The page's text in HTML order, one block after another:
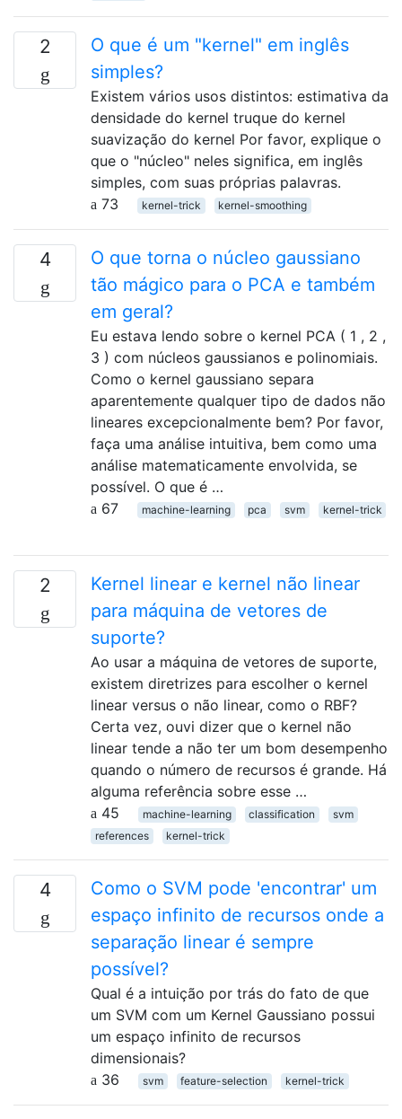
2
O que é um "kernel" em inglês
simples?
Existem vários usos distintos: estimativa da
densidade do kernel truque do kernel
suavização do kernel Por favor, explique o
que o "núcleo" neles significa, em inglês
simples, com suas próprias palavras.
73
kernel-trick kernel-smoothing
4
O que torna o núcleo gaussiano
tão mágico para o PCA e também
em geral?
Eu estava lendo sobre o kernel PCA ( 1 , 2 ,
3 ) com núcleos gaussianos e polinomiais.
Como o kernel gaussiano separa
aparentemente qualquer tipo de dados não
lineares excepcionalmente bem? Por favor,
faça uma análise intuitiva, bem como uma
análise matematicamente envolvida, se
possível. O que é …
67
machine-learning pca svm kernel-trick
2
Kernel linear e kernel não linear
para máquina de vetores de
suporte?
Ao usar a máquina de vetores de suporte,
existem diretrizes para escolher o kernel
linear versus o não linear, como o RBF?
Certa vez, ouvi dizer que o kernel não
linear tende a não ter um bom desempenho
quando o número de recursos é grande. Há
alguma referência sobre esse …
45
machine-learning classification
svm
references
kernel-trick
4
Como o SVM pode 'encontrar' um
espaço infinito de recursos onde a
separação linear é sempre
possível?
Qual é a intuição por trás do fato de que
um SVM com um Kernel Gaussiano possui
um espaço infinito de recursos
dimensionais?
36
svm feature-selection kernel-trick